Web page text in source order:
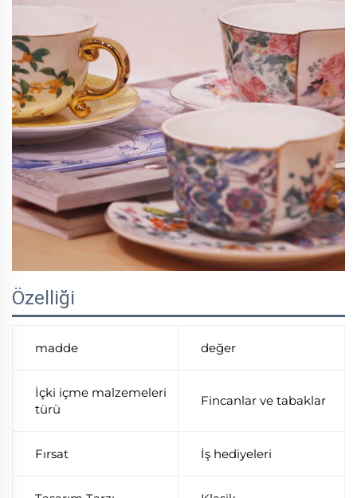
Özelliği
madde değer
İçki içme malzemeleri
türü
Fincanlar ve tabaklar
Fırsat İş hediyeleri